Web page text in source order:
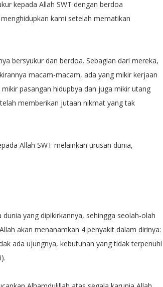
kepada Allah SWT dengan berdoa
kami setelah mematikan
bersyukur dan berdoa. Sebagian dari mereka,
macam-macam, ada yang mikir kerjaan
pasangan hidupbya dan juga mikir utang
memberikan jutaan nikmat yang tak
Allah SWT melainkan urusan dunia,
yang dipikirkannya, sehingga seolah-olah
akan menanamkan 4 penyakit dalam dirinya:
ada ujungnya, kebutuhan yang tidak terpenuhi